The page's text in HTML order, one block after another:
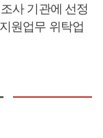
사 기관에 선정
원업무 위탁업